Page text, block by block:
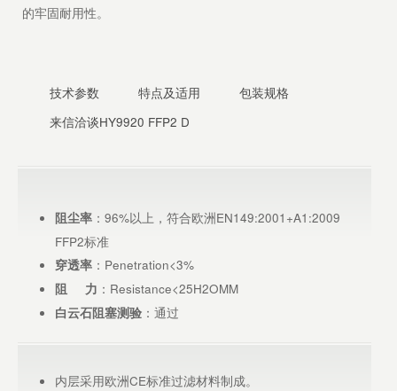
的牢固耐用性。
技术参数 特点及适用
包装规格
来信洽谈HY9920 FFP2 D
阻尘率 ：96%以上，符合欧洲EN149:2001+A1:2009
FFP2标准
穿透率 ：Penetration<3%
阻 力 ：Resistance<25H2OMM
白云石阻塞测验 ：通过
内层采用欧洲CE标准过滤材料制成。